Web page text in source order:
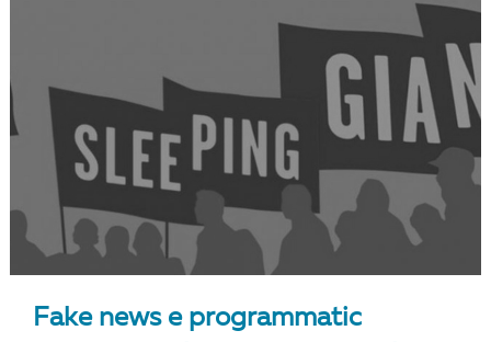
Fake news e programmatic